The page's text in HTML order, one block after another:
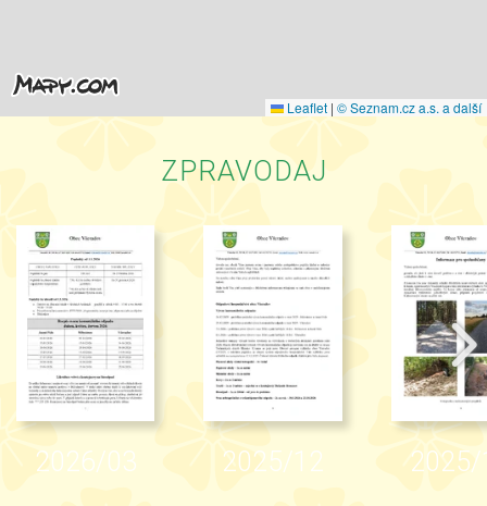
Leaflet | © Seznam.cz a.s. a další
ZPRAVODAJ
2026/03 2025/12 2025/